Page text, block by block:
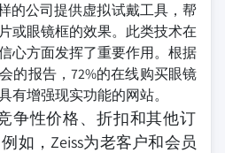
的公司提供虚拟试戴工具，帮
或眼镜框的效果。此类技术在
心方面发挥了重要作用。根据
的报告，72%的在线购买眼镜
有增强现实功能的网站。
争性价格、折扣和其他订
如，Zeiss为老客户和会员